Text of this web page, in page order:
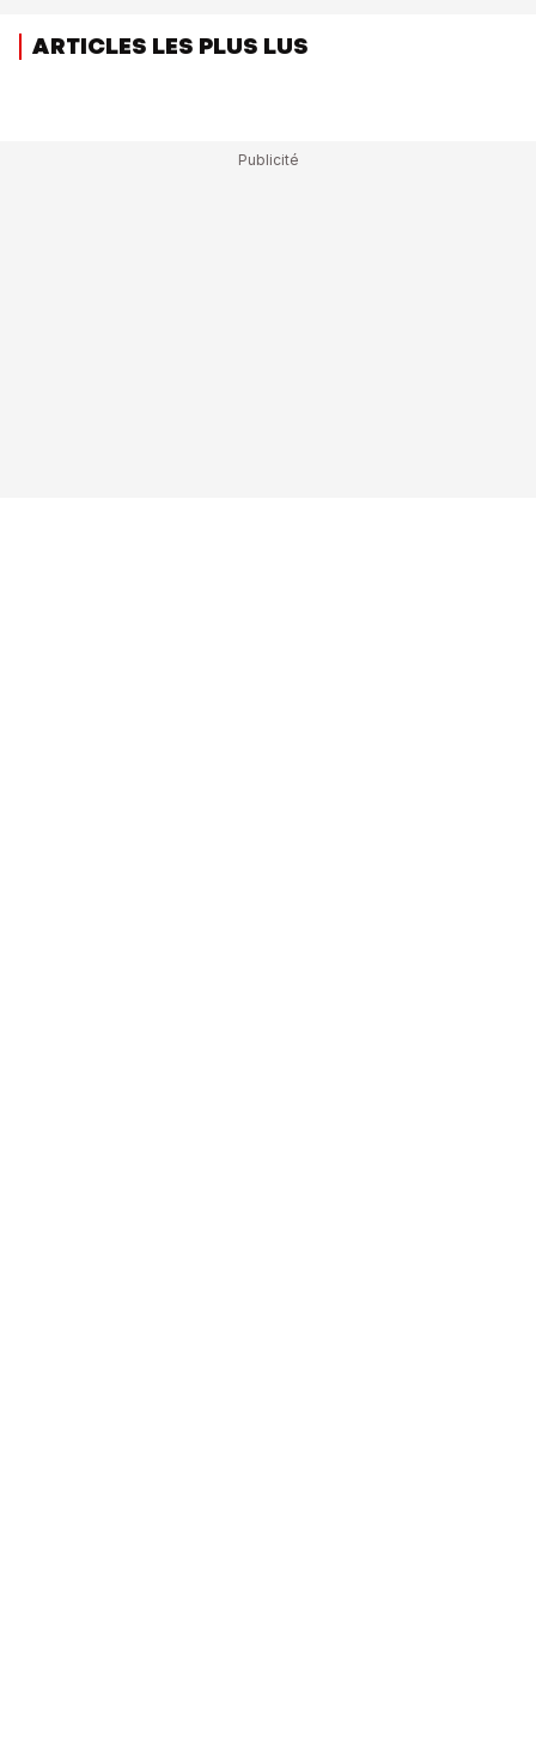
ARTICLES LES PLUS LUS